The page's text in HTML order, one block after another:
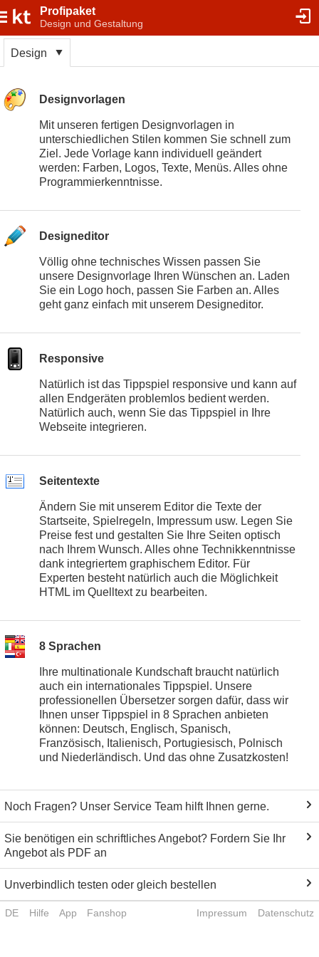
Profipaket
Design und Gestaltung
Design
Designvorlagen
Mit unseren fertigen Designvorlagen in
unterschiedlichen Stilen kommen Sie schnell zum
Ziel. Jede Vorlage kann individuell geändert
werden: Farben, Logos, Texte, Menüs. Alles ohne
Programmierkenntnisse.
Designeditor
Völlig ohne technisches Wissen passen Sie
unsere Designvorlage Ihren Wünschen an. Laden
Sie ein Logo hoch, passen Sie Farben an. Alles
geht ganz einfach mit unserem Designeditor.
Responsive
Natürlich ist das Tippspiel responsive und kann auf
allen Endgeräten problemlos bedient werden.
Natürlich auch, wenn Sie das Tippspiel in Ihre
Webseite integrieren.
Seitentexte
Ändern Sie mit unserem Editor die Texte der
Startseite, Spielregeln, Impressum usw. Legen Sie
Preise fest und gestalten Sie Ihre Seiten optisch
nach Ihrem Wunsch. Alles ohne Technikkenntnisse
dank integriertem graphischem Editor. Für
Experten besteht natürlich auch die Möglichkeit
HTML im Quelltext zu bearbeiten.
8 Sprachen
Ihre multinationale Kundschaft braucht natürlich
auch ein internationales Tippspiel. Unsere
professionellen Übersetzer sorgen dafür, dass wir
Ihnen unser Tippspiel in 8 Sprachen anbieten
können: Deutsch, Englisch, Spanisch,
Französisch, Italienisch, Portugiesisch, Polnisch
und Niederländisch. Und das ohne Zusatzkosten!
Noch Fragen? Unser Service Team hilft Ihnen gerne.
Sie benötigen ein schriftliches Angebot? Fordern Sie Ihr
Angebot als PDF an
Unverbindlich testen oder gleich bestellen
DE Hilfe App Fanshop Impressum Datenschutz